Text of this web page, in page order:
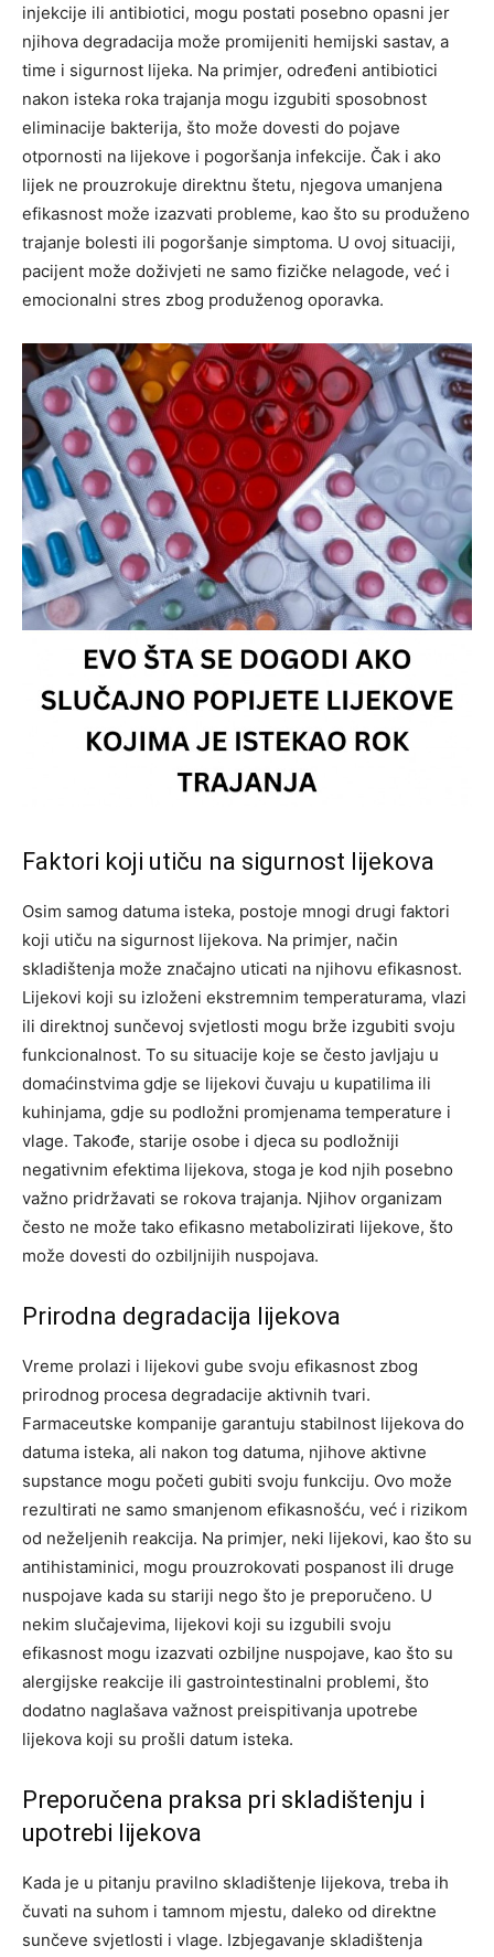
injekcije ili antibiotici, mogu postati posebno opasni jer
njihova degradacija može promijeniti hemijski sastav, a
time i sigurnost lijeka. Na primjer, određeni antibiotici
nakon isteka roka trajanja mogu izgubiti sposobnost
eliminacije bakterija, što može dovesti do pojave
otpornosti na lijekove i pogoršanja infekcije. Čak i ako
lijek ne prouzrokuje direktnu štetu, njegova umanjena
efikasnost može izazvati probleme, kao što su produženo
trajanje bolesti ili pogoršanje simptoma. U ovoj situaciji,
pacijent može doživjeti ne samo fizičke nelagode, već i
emocionalni stres zbog produženog oporavka.
Faktori koji utiču na sigurnost lijekova
Osim samog datuma isteka, postoje mnogi drugi faktori
koji utiču na sigurnost lijekova. Na primjer, način
skladištenja može značajno uticati na njihovu efikasnost.
Lijekovi koji su izloženi ekstremnim temperaturama, vlazi
ili direktnoj sunčevoj svjetlosti mogu brže izgubiti svoju
funkcionalnost. To su situacije koje se često javljaju u
domaćinstvima gdje se lijekovi čuvaju u kupatilima ili
kuhinjama, gdje su podložni promjenama temperature i
vlage. Takođe, starije osobe i djeca su podložniji
negativnim efektima lijekova, stoga je kod njih posebno
važno pridržavati se rokova trajanja. Njihov organizam
često ne može tako efikasno metabolizirati lijekove, što
može dovesti do ozbiljnijih nuspojava.
Prirodna degradacija lijekova
Vreme prolazi i lijekovi gube svoju efikasnost zbog
prirodnog procesa degradacije aktivnih tvari.
Farmaceutske kompanije garantuju stabilnost lijekova do
datuma isteka, ali nakon tog datuma, njihove aktivne
supstance mogu početi gubiti svoju funkciju. Ovo može
rezultirati ne samo smanjenom efikasnošću, već i rizikom
od neželjenih reakcija. Na primjer, neki lijekovi, kao što su
antihistaminici, mogu prouzrokovati pospanost ili druge
nuspojave kada su stariji nego što je preporučeno. U
nekim slučajevima, lijekovi koji su izgubili svoju
efikasnost mogu izazvati ozbiljne nuspojave, kao što su
alergijske reakcije ili gastrointestinalni problemi, što
dodatno naglašava važnost preispitivanja upotrebe
lijekova koji su prošli datum isteka.
Preporučena praksa pri skladištenju i
upotrebi lijekova
Kada je u pitanju pravilno skladištenje lijekova, treba ih
čuvati na suhom i tamnom mjestu, daleko od direktne
sunčeve svjetlosti i vlage. Izbjegavanje skladištenja